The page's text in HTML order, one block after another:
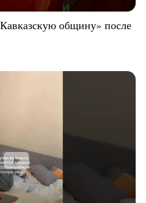
общину» после